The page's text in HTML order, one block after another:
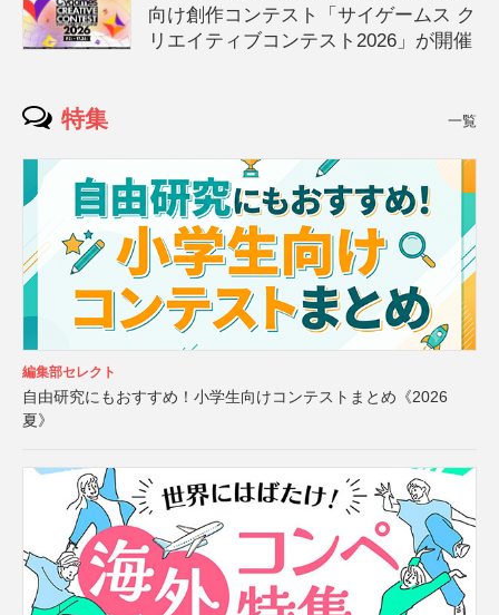
向け創作コンテスト「サイゲームス ク
リエイティブコンテスト2026」が開催
特集 一覧
編集部セレクト
自由研究にもおすすめ！小学生向けコンテストまとめ《2026
夏》